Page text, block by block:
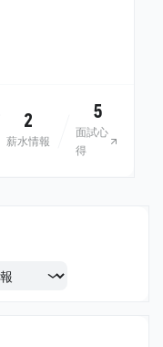
2
薪水情報
5
面試心
得